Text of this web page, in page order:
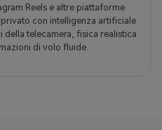
Reels e altre piattaforme
con intelligenza artificiale
telecamera, fisica realistica
di volo fluide.